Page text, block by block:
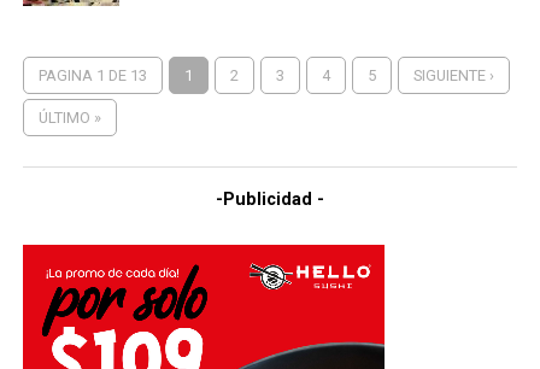
PAGINA 1 DE 13 1 2 3 4 5 SIGUIENTE ›
ÚLTIMO »
-Publicidad -